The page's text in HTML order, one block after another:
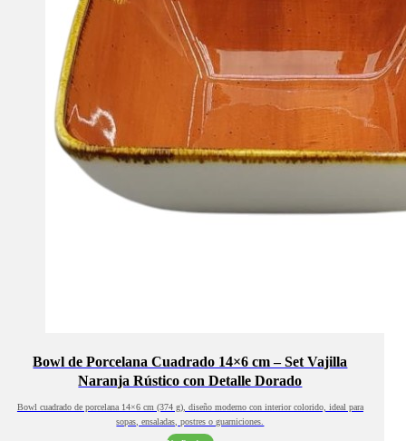
Bowl de Porcelana Cuadrado 14×6 cm – Set Vajilla
Naranja Rústico con Detalle Dorado
Bowl cuadrado de porcelana 14×6 cm (374 g), diseño moderno con interior colorido, ideal para
sopas, ensaladas, postres o guarniciones.